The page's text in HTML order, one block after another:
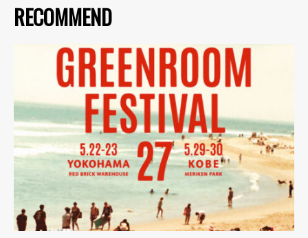
RECOMMEND